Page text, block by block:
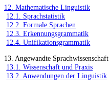
12. Mathematische Linguistik
12.1. Sprachstatistik
12.2. Formale Sprachen
12.3. Erkennungsgrammatik
12.4. Unifikationsgrammatik
13. Angewandte Sprachwissenschaft
13.1. Wissenschaft und Praxis
13.2. Anwendungen der Linguistik